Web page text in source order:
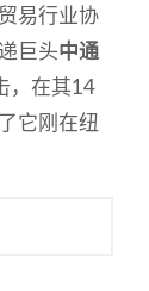
易行业协
巨头中通
，在其14
它刚在纽